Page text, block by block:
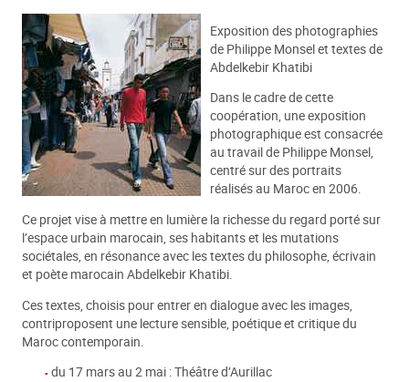
Exposition des photographies
de Philippe Monsel et textes de
Abdelkebir Khatibi
Dans le cadre de cette
coopération, une exposition
photographique est consacrée
au travail de Philippe Monsel,
centré sur des portraits
réalisés au Maroc en 2006.
Ce projet vise à mettre en lumière la richesse du regard porté sur
l’espace urbain marocain, ses habitants et les mutations
sociétales, en résonance avec les textes du philosophe, écrivain
et poète marocain Abdelkebir Khatibi.
Ces textes, choisis pour entrer en dialogue avec les images,
contriproposent une lecture sensible, poétique et critique du
Maroc contemporain.
du 17 mars au 2 mai : Théâtre d’Aurillac